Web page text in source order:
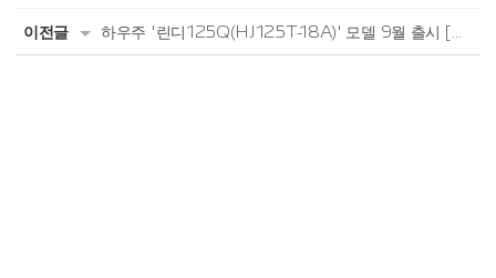
이전글 하우주 '린디125Q(HJ125T-18A)' 모델 9월 출시 [2013.7]